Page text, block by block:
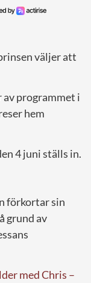
väljer att
av programmet i
hem
4 juni ställs in.
förkortar sin
grund av
med Chris –